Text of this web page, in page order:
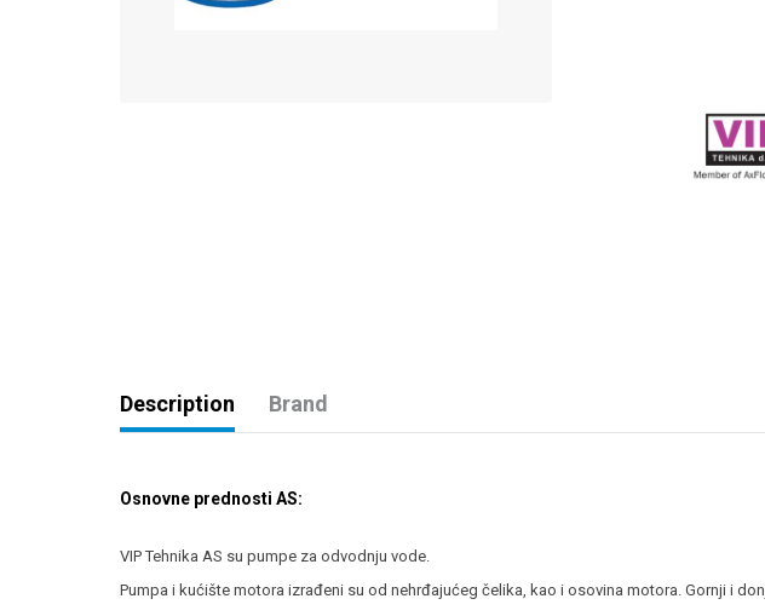
Description Brand
Osnovne prednosti AS:
VIP Tehnika AS su pumpe za odvodnju vode.
Pumpa i kućište motora izrađeni su od nehrđajućeg čelika, kao i osovina motora. Gornji i